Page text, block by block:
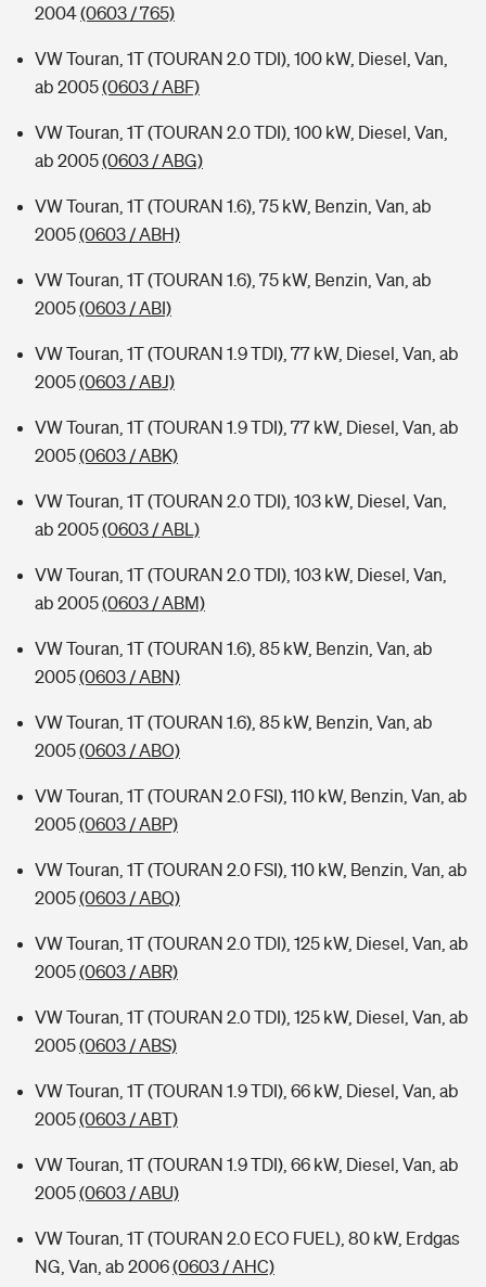
2004(0603 / 765)
VW Touran, 1T (TOURAN 2.0 TDI), 100 kW, Diesel, Van,
ab 2005(0603 / ABF)
VW Touran, 1T (TOURAN 2.0 TDI), 100 kW, Diesel, Van,
ab 2005(0603 / ABG)
VW Touran, 1T (TOURAN 1.6), 75 kW, Benzin, Van, ab
2005(0603 / ABH)
VW Touran, 1T (TOURAN 1.6), 75 kW, Benzin, Van, ab
2005(0603 / ABI)
VW Touran, 1T (TOURAN 1.9 TDI), 77 kW, Diesel, Van, ab
2005(0603 / ABJ)
VW Touran, 1T (TOURAN 1.9 TDI), 77 kW, Diesel, Van, ab
2005(0603 / ABK)
VW Touran, 1T (TOURAN 2.0 TDI), 103 kW, Diesel, Van,
ab 2005(0603 / ABL)
VW Touran, 1T (TOURAN 2.0 TDI), 103 kW, Diesel, Van,
ab 2005(0603 / ABM)
VW Touran, 1T (TOURAN 1.6), 85 kW, Benzin, Van, ab
2005(0603 / ABN)
VW Touran, 1T (TOURAN 1.6), 85 kW, Benzin, Van, ab
2005(0603 / ABO)
VW Touran, 1T (TOURAN 2.0 FSI), 110 kW, Benzin, Van, ab
2005(0603 / ABP)
VW Touran, 1T (TOURAN 2.0 FSI), 110 kW, Benzin, Van, ab
2005(0603 / ABQ)
VW Touran, 1T (TOURAN 2.0 TDI), 125 kW, Diesel, Van, ab
2005(0603 / ABR)
VW Touran, 1T (TOURAN 2.0 TDI), 125 kW, Diesel, Van, ab
2005(0603 / ABS)
VW Touran, 1T (TOURAN 1.9 TDI), 66 kW, Diesel, Van, ab
2005(0603 / ABT)
VW Touran, 1T (TOURAN 1.9 TDI), 66 kW, Diesel, Van, ab
2005(0603 / ABU)
VW Touran, 1T (TOURAN 2.0 ECO FUEL), 80 kW, Erdgas
NG, Van, ab 2006(0603 / AHC)